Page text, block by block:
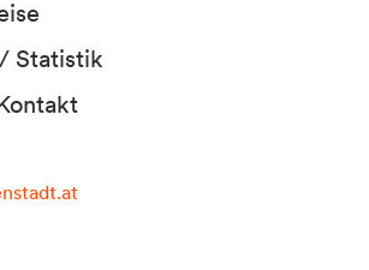
Statistik